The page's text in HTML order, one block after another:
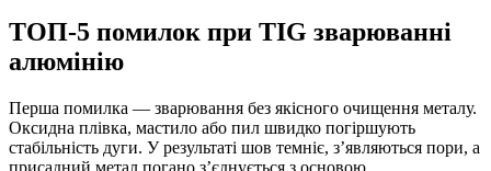
ТОП-5 помилок при TIG зварюванні
алюмінію
Перша помилка — зварювання без якісного очищення металу.
Оксидна плівка, мастило або пил швидко погіршують
стабільність дуги. У результаті шов темніє, з’являються пори, а
присадний метал погано з’єднується з основою.